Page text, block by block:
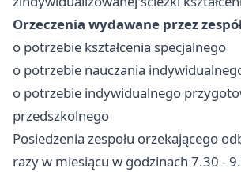
Orzeczenia wydawane przez
o potrzebie kształcenia specjalnego
o potrzebie nauczania
o potrzebie indywidualnego
przedszkolnego
Posiedzenia zespołu orzekającego
razy w miesiącu w godzinach 7.30 -